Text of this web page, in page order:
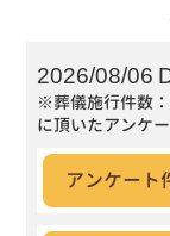
2026/08/06
※葬儀施行件数
に頂いたアンケ
アンケート